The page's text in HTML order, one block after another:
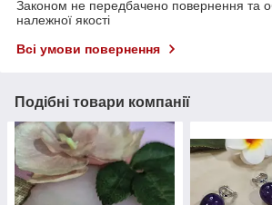
Законом не передбачено повернення та
належної якості
Всі умови повернення
Подібні товари компанії